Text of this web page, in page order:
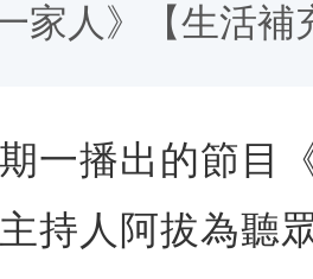
一家人》【生活補
一播出的節目
持人阿拔為聽